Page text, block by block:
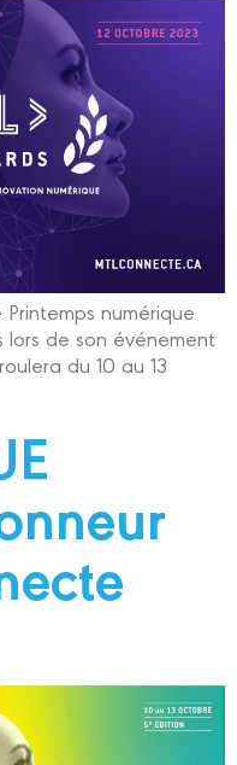
numérique
lors de son événement
du 10 au 13